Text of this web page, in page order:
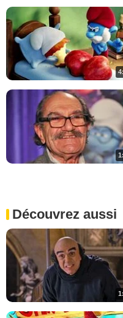
Découvrez aussi